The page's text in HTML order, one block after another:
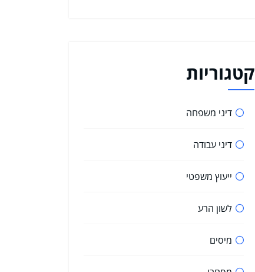
קטגוריות
דיני משפחה
דיני עבודה
ייעוץ משפטי
לשון הרע
מיסים